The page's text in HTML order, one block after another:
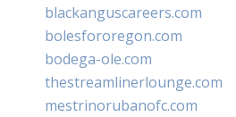
blackanguscareers.com
bolesfororegon.com
bodega-ole.com
thestreamlinerlounge.com
mestrinorubanofc.com